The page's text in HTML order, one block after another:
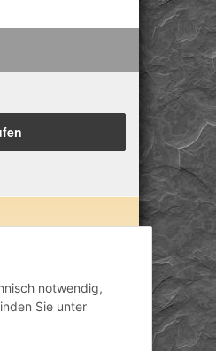
notwendig,
Sie unter
ausdrücklich
nachweisbar
ersetzen nie den
Sinne keine